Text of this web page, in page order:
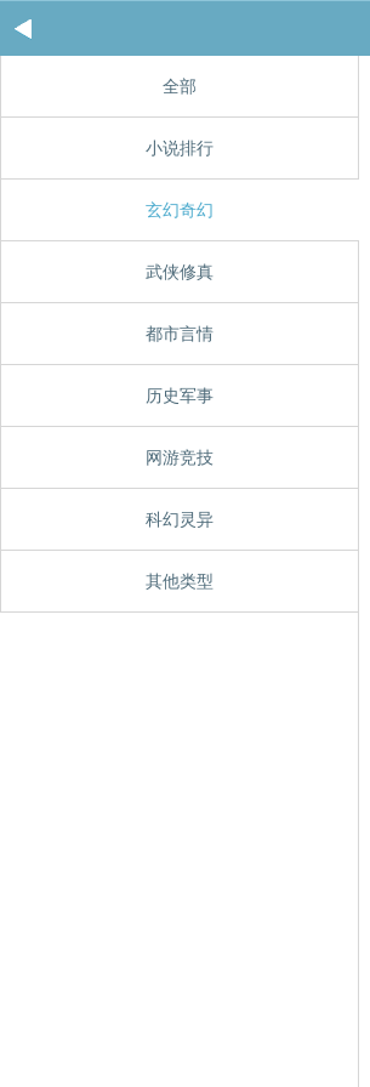
全部
小说排行
玄幻奇幻
武侠修真
都市言情
历史军事
网游竞技
科幻灵异
其他类型